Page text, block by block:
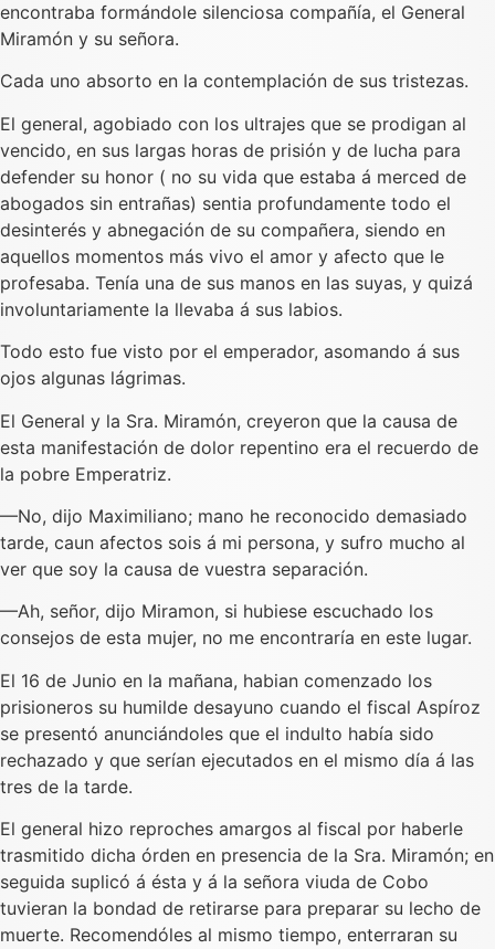
encontraba formándole silenciosa compañía, el General
Miramón y su señora.
Cada uno absorto en la contemplación de sus tristezas.
El general, agobiado con los ultrajes que se prodigan al
vencido, en sus largas horas de prisión y de lucha para
defender su honor ( no su vida que estaba á merced de
abogados sin entrañas) sentia profundamente todo el
desinterés y abnegación de su compañera, siendo en
aquellos momentos más vivo el amor y afecto que le
profesaba. Tenía una de sus manos en las suyas, y quizá
involuntariamente la llevaba á sus labios.
Todo esto fue visto por el emperador, asomando á sus
ojos algunas lágrimas.
El General y la Sra. Miramón, creyeron que la causa de
esta manifestación de dolor repentino era el recuerdo de
la pobre Emperatriz.
—No, dijo Maximiliano; mano he reconocido demasiado
tarde, caun afectos sois á mi persona, y sufro mucho al
ver que soy la causa de vuestra separación.
—Ah, señor, dijo Miramon, si hubiese escuchado los
consejos de esta mujer, no me encontraría en este lugar.
El 16 de Junio en la mañana, habian comenzado los
prisioneros su humilde desayuno cuando el fiscal Aspíroz
se presentó anunciándoles que el indulto había sido
rechazado y que serían ejecutados en el mismo día á las
tres de la tarde.
El general hizo reproches amargos al fiscal por haberle
trasmitido dicha órden en presencia de la Sra. Miramón; en
seguida suplicó á ésta y á la señora viuda de Cobo
tuvieran la bondad de retirarse para preparar su lecho de
muerte. Recomendóles al mismo tiempo, enterraran su